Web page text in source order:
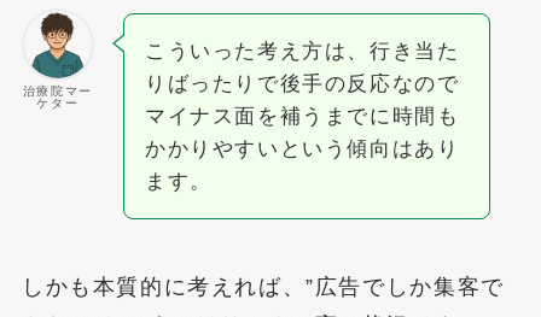
治療院マー
ケター
こういった考え方は、行き当た
りばったりで後手の反応なので
マイナス面を補うまでに時間も
かかりやすいという傾向はあり
ます。
しかも本質的に考えれば、”広告でしか集客で